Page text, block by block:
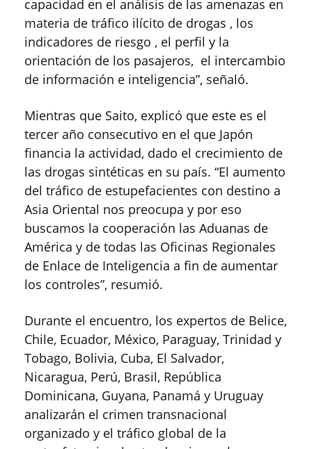
capacidad en el análisis de las amenazas en
materia de tráfico ilícito de drogas , los
indicadores de riesgo , el perfil y la
orientación de los pasajeros, el intercambio
de información e inteligencia”, señaló.
Mientras que Saito, explicó que este es el
tercer año consecutivo en el que Japón
financia la actividad, dado el crecimiento de
las drogas sintéticas en su país. “El aumento
del tráfico de estupefacientes con destino a
Asia Oriental nos preocupa y por eso
buscamos la cooperación las Aduanas de
América y de todas las Oficinas Regionales
de Enlace de Inteligencia a fin de aumentar
los controles”, resumió.
Durante el encuentro, los expertos de Belice,
Chile, Ecuador, México, Paraguay, Trinidad y
Tobago, Bolivia, Cuba, El Salvador,
Nicaragua, Perú, Brasil, República
Dominicana, Guyana, Panamá y Uruguay
analizarán el crimen transnacional
organizado y el tráfico global de la